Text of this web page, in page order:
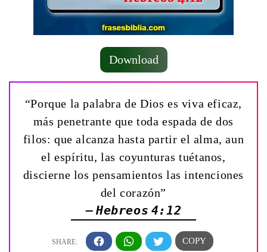
Download
“Porque la palabra de Dios es viva eficaz,
más penetrante que toda espada de dos
filos: que alcanza hasta partir el alma, aun
el espíritu, las coyunturas tuétanos,
discierne los pensamientos las intenciones
del corazón”
— Hebreos 4:12